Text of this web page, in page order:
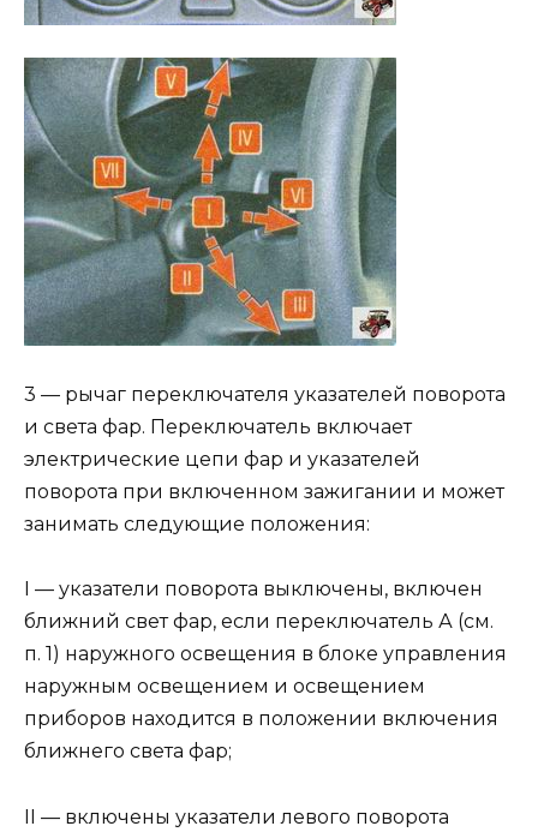
3 — рычаг переключателя указателей поворота
и света фар. Переключатель включает
электрические цепи фар и указателей
поворота при включенном зажигании и может
занимать следующие положения:
I — указатели поворота выключены, включен
ближний свет фар, если переключатель А (см.
п. 1) наружного освещения в блоке управления
наружным освещением и освещением
приборов находится в положении включения
ближнего света фар;
II — включены указатели левого поворота